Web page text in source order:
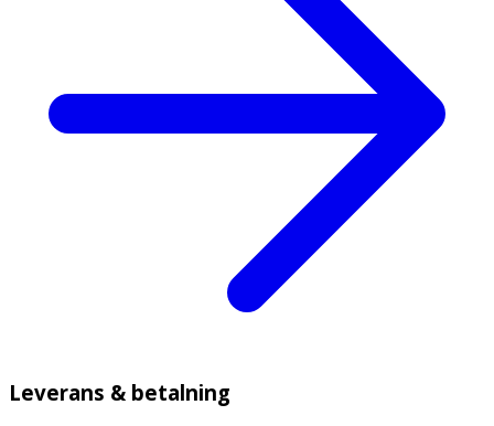
Leverans & betalning